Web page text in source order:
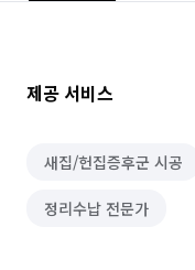
제공 서비스
새집/헌집증후군 시공
정리수납 전문가